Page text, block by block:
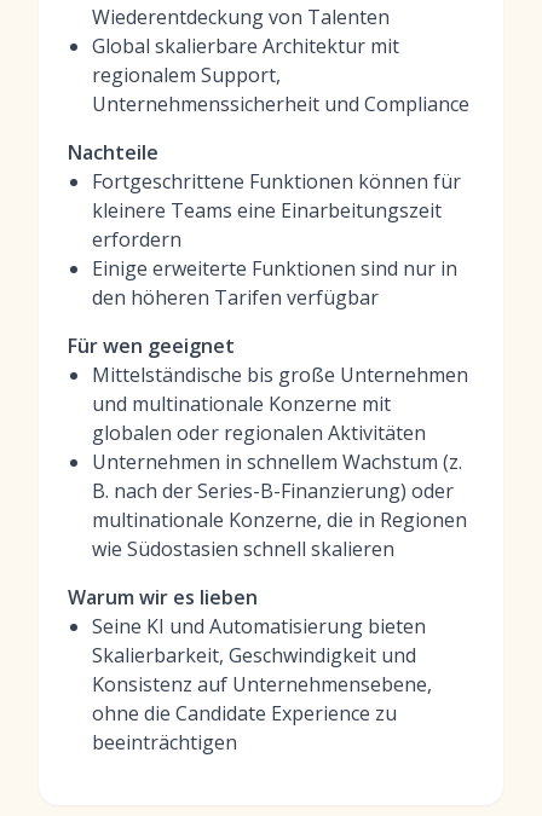
Wiederentdeckung von Talenten
Global skalierbare Architektur mit
regionalem Support,
Unternehmenssicherheit und Compliance
Nachteile
Fortgeschrittene Funktionen können für
kleinere Teams eine Einarbeitungszeit
erfordern
Einige erweiterte Funktionen sind nur in
den höheren Tarifen verfügbar
Für wen geeignet
Mittelständische bis große Unternehmen
und multinationale Konzerne mit
globalen oder regionalen Aktivitäten
Unternehmen in schnellem Wachstum (z.
B. nach der Series-B-Finanzierung) oder
multinationale Konzerne, die in Regionen
wie Südostasien schnell skalieren
Warum wir es lieben
Seine KI und Automatisierung bieten
Skalierbarkeit, Geschwindigkeit und
Konsistenz auf Unternehmensebene,
ohne die Candidate Experience zu
beeinträchtigen